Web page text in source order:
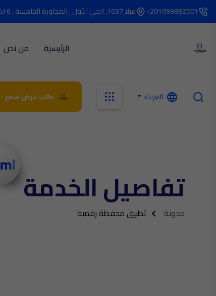
201099882001+ فيلا 1037, الحي الأول , المجاورة الخامسة , 6 اكتوبر
الرئيسية من نحن
العربية طلب عرض سعر
تفاصيل الخدمة
مدونة تطبيق محفظة رقمية